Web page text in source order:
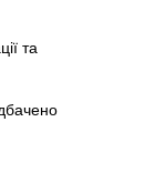
та